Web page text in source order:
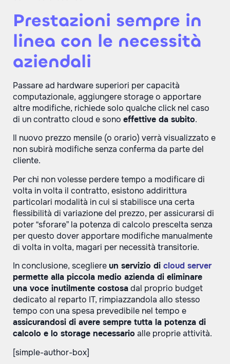
Prestazioni sempre in
linea con le necessità
aziendali
Passare ad hardware superiori per capacità
computazionale, aggiungere storage o apportare
altre modifiche, richiede solo qualche click nel caso
di un contratto cloud e sono effettive da subito.
Il nuovo prezzo mensile (o orario) verrà visualizzato e
non subirà modifiche senza conferma da parte del
cliente.
Per chi non volesse perdere tempo a modificare di
volta in volta il contratto, esistono addirittura
particolari modalità in cui si stabilisce una certa
flessibilità di variazione del prezzo, per assicurarsi di
poter “sforare” la potenza di calcolo prescelta senza
per questo dover apportare modifiche manualmente
di volta in volta, magari per necessità transitorie.
In conclusione, scegliereun servizio di cloud server
permette alla piccola medio azienda di eliminare
una voce inutilmente costosadal proprio budget
dedicato al reparto IT, rimpiazzandola allo stesso
tempo con una spesa prevedibile nel tempo e
assicurandosi di avere sempre tutta la potenza di
calcolo e lo storage necessario alle proprie attività.
[simple-author-box]